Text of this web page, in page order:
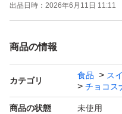
●チョコレートのアウト
れ等ありますがお味は美
裸品のチョコレート菓子
出品日時： 2026年6月11日 11:11
商品の情報
カテゴリ
食品 ス
チョコス
商品の状態 未使用